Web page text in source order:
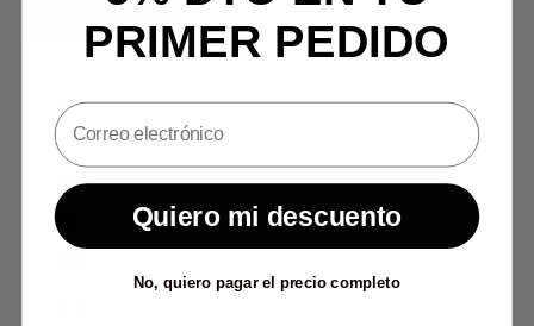
España (EUR €)
Albania (ALL L)
PRIMER PEDIDO
Quiero mi descuento
No, quiero pagar el precio completo